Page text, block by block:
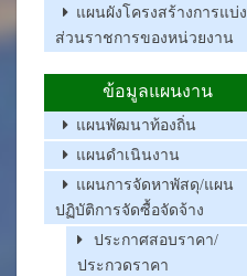
แผนผังโครงสร้างการแบ่ง
ส่วนราชการของหน่วยงาน
ข้อมูลแผนงาน
แผนพัฒนาท้องถิ่น
แผนดำเนินงาน
แผนการจัดหาพัสดุ/แผน
ปฏิบัติการจัดซื้อจัดจ้าง
ประกาศสอบราคา/
ประกวดราคา